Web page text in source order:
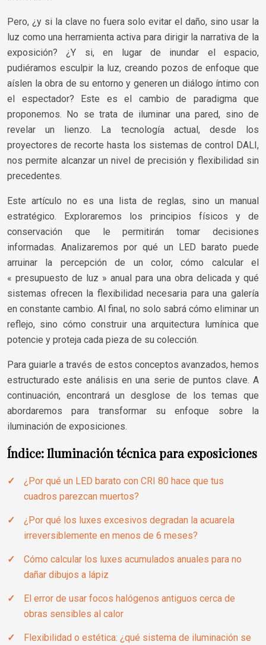
Pero, ¿y si la clave no fuera solo evitar el daño, sino usar la
luz como una herramienta activa para dirigir la narrativa de la
exposición? ¿Y si, en lugar de inundar el espacio,
pudiéramos esculpir la luz, creando pozos de enfoque que
aíslen la obra de su entorno y generen un diálogo íntimo con
el espectador? Este es el cambio de paradigma que
proponemos. No se trata de iluminar una pared, sino de
revelar un lienzo. La tecnología actual, desde los
proyectores de recorte hasta los sistemas de control DALI,
nos permite alcanzar un nivel de precisión y flexibilidad sin
precedentes.
Este artículo no es una lista de reglas, sino un manual
estratégico. Exploraremos los principios físicos y de
conservación que le permitirán tomar decisiones
informadas. Analizaremos por qué un LED barato puede
arruinar la percepción de un color, cómo calcular el
« presupuesto de luz » anual para una obra delicada y qué
sistemas ofrecen la flexibilidad necesaria para una galería
en constante cambio. Al final, no solo sabrá cómo eliminar un
reflejo, sino cómo construir una arquitectura lumínica que
potencie y proteja cada pieza de su colección.
Para guiarle a través de estos conceptos avanzados, hemos
estructurado este análisis en una serie de puntos clave. A
continuación, encontrará un desglose de los temas que
abordaremos para transformar su enfoque sobre la
iluminación de exposiciones.
Índice: Iluminación técnica para exposiciones
¿Por qué un LED barato con CRI 80 hace que tus
cuadros parezcan muertos?
¿Por qué los luxes excesivos degradan la acuarela
irreversiblemente en menos de 6 meses?
Cómo calcular los luxes acumulados anuales para no
dañar dibujos a lápiz
El error de usar focos halógenos antiguos cerca de
obras sensibles al calor
Flexibilidad o estética: ¿qué sistema de iluminación se